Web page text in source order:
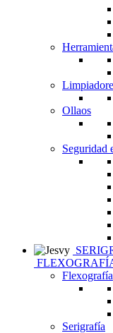
Ollaos
Seguridad
Flexografía
Serigrafía